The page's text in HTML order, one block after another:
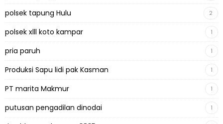
polsek tapung Hulu 2
polsek xlll koto kampar 1
pria paruh 1
Produksi Sapu lidi pak Kasman 1
PT marita Makmur 1
putusan pengadilan dinodai 1